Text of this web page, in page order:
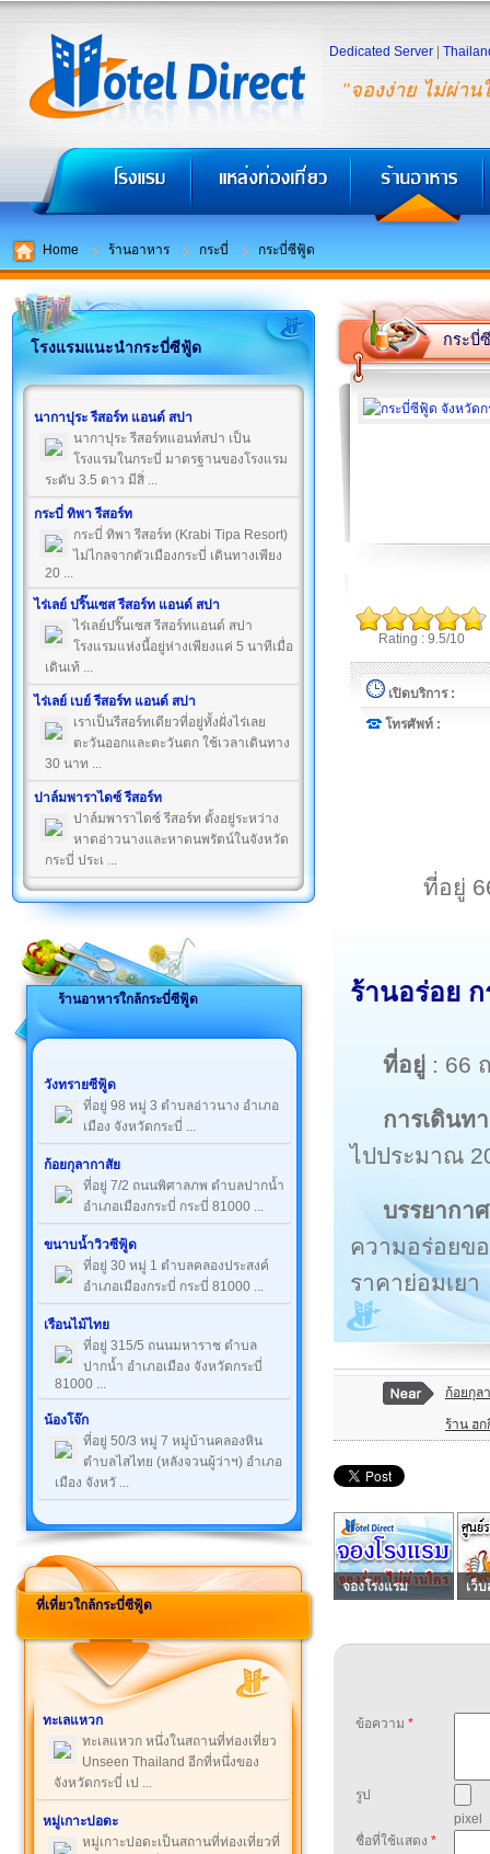
"จองง่าย ไม่ผ่าน
Dedicated Server
Home ร้านอาหาร กระบี่ กระบี่ซีฟู้ด
โรงแรมแนะนำกระบี่ซีฟู้ด
นากาปุระ รีสอร์ท แอนด์ สปา
นากาปุระ รีสอร์ทแอนท์สปา เป็น
โรงแรมในกระบี่ มาตรฐานของโรงแรม
ระดับ 3.5 ดาว มีสิ่ ...
กระบี่ ทิพา รีสอร์ท
กระบี่ ทิพา รีสอร์ท (Krabi Tipa Resort)
ไม่ไกลจากตัวเมืองกระบี่ เดินทางเพียง
20 ...
ไร่เลย์ ปริ๊นเซส รีสอร์ท แอนด์ สปา
ไร่เลย์ปริ๊นเซส รีสอร์ทแอนด์ สปา
โรงแรมแห่งนี้อยู่ห่างเพียงแค่ 5 นาทีเมื่อ
เดินเท้ ...
ไร่เลย์ เบย์ รีสอร์ท แอนด์ สปา
เราเป็นรีสอร์ทเดียวที่อยู่ทั้งฝั่งไร่เลย
ตะวันออกและตะวันตก ใช้เวลาเดินทาง
30 นาท ...
ปาล์มพาราไดซ์ รีสอร์ท
ปาล์มพาราไดซ์ รีสอร์ท ตั้งอยู่ระหว่าง
หาดอ่าวนางและหาดนพรัตน์ในจังหวัด
กระบี่ ประเ ...
ร้านอาหารใกล้กระบี่ซีฟู้ด
วังทรายซีฟู้ด
ที่อยู่ 98 หมู่ 3 ตำบลอ่าวนาง อำเภอ
เมือง จังหวัดกระบี่ ...
ก้อยกุลากาสัย
ที่อยู่ 7/2 ถนนพิศาลภพ ตำบลปากน้ำ
อำเภอเมืองกระบี่ กระบี่ 81000 ...
ขนาบน้ำวิวซีฟู้ด
ที่อยู่ 30 หมู่ 1 ตำบลคลองประสงค์
อำเภอเมืองกระบี่ กระบี่ 81000 ...
เรือนไม้ไทย
ที่อยู่ 315/5 ถนนมหาราช ตำบล
ปากน้ำ อำเภอเมือง จังหวัดกระบี่
81000 ...
น้องโจ๊ก
ที่อยู่ 50/3 หมู่ 7 หมู่บ้านคลองหิน
ตำบลไสไทย (หลังจวนผู้ว่าฯ) อำเภอ
เมือง จังหวั ...
ที่เที่ยวใกล้กระบี่ซีฟู้ด
ทะเลแหวก
ทะเลแหวก หนึ่งในสถานที่ท่องเที่ยว
Unseen Thailand อีกที่หนึ่งของ
จังหวัดกระบี่ เป ...
หมู่เกาะปอดะ
หมู่เกาะปอดะเป็นสถานที่ท่องเที่ยวที่
กระบี่
Rating : 9.5/10
เปิดบริการ :
โทรศัพท์ :
ที่อยู่
ร้านอร่อย
ที่อยู่ : 66
การเดินท
ไปประมาณ
บรรยากาศ
ความอร่อยข
ราคาย่อมเยา
ก้อยกุล
ร้าน ฮก
จองโรงแรม เว็
ข้อความ *
รูป
pixel
ชื่อที่ใช้แสดง *